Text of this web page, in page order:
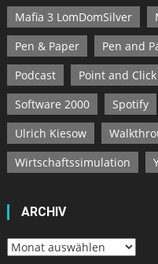
Mafia 3 LomDomSilver
Pen & Paper
Pen and
Podcast
Point and Click
Software 2000
Spotify
Ulrich Kiesow
Wirtschaftssimulation
ARCHIV
Archiv